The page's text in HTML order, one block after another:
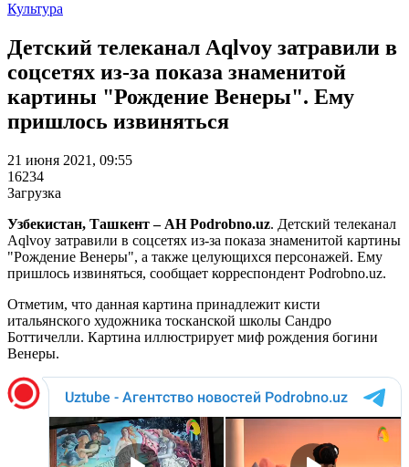
Культура
Детский телеканал Aqlvoy затравили в
соцсетях из-за показа знаменитой
картины "Рождение Венеры". Ему
пришлось извиняться
21 июня 2021, 09:55
16234
Загрузка
Узбекистан, Ташкент – АН Podrobno.uz. Детский телеканал
Aqlvoy затравили в соцсетях из-за показа знаменитой картины
"Рождение Венеры", а также целующихся персонажей. Ему
пришлось извиняться, сообщает корреспондент Podrobno.uz.
Отметим, что данная картина принадлежит кисти
итальянского художника тосканской школы Сандро
Боттичелли. Картина иллюстрирует миф рождения богини
Венеры.